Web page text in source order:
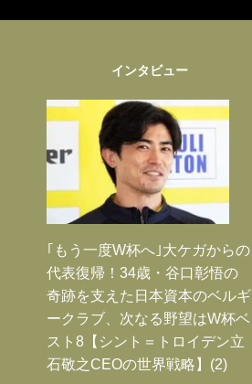
インタビュー
｢もう一度W杯へ｣大ケガからの
代表復帰！34歳・谷口彰悟の
奇跡を支えた日本資本のベルギ
ークラブ、次なる野望はW杯ベ
スト8【シント＝トロイデン立
石敬之CEOの世界戦略】(2)